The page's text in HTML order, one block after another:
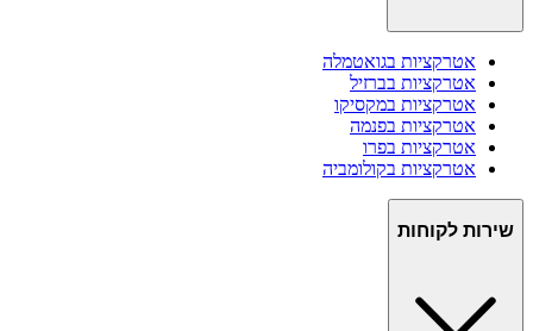
אטרקציות בגואטמלה
אטרקציות בברזיל
אטרקציות במקסיקו
אטרקציות בפנמה
אטרקציות בפרו
אטרקציות בקולומביה
שירות לקוחות